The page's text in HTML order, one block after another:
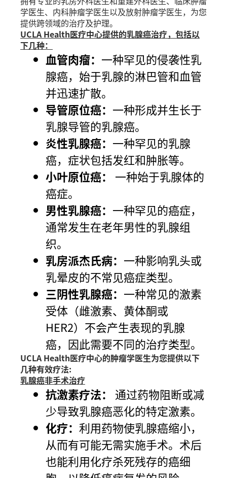
学医生、内科肿瘤学医生以及放射肿瘤学医生，为您
提供跨领域的治疗及护理。
UCLA Health医疗中心提供的乳腺癌治疗，包括以
下几种：
血管肉瘤： 一种罕见的侵袭性乳
腺癌，始于乳腺的淋巴管和血管
并迅速扩散。
导管原位癌： 一种形成并生长于
乳腺导管的乳腺癌。
炎性乳腺癌： 一种罕见的乳腺
癌，症状包括发红和肿胀等。
小叶原位癌：
一种始于乳腺体的
癌症。
男性乳腺癌： 一种罕见的癌症，
通常发生在老年男性的乳腺组
织。
乳房派杰氏病： 一种影响乳头或
乳晕皮的不常见癌症类型。
三阴性乳腺癌： 一种常见的激素
受体（雌激素、黄体酮或
HER2）不会产生表现的乳腺
癌，因此需要不同的治疗类型。
UCLA Health医疗中心的肿瘤学医生为您提供以下
几种有效疗法:
乳腺癌非手术治疗
抗激素疗法： 通过药物阻断或减
少导致乳腺癌恶化的特定激素。
化疗： 利用药物使乳腺癌缩小，
从而有可能无需实施手术。术后
也能利用化疗杀死残存的癌细